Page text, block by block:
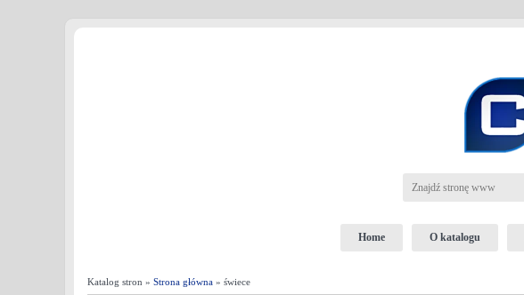
Home O katalogu
Katalog stron » Strona główna » świece